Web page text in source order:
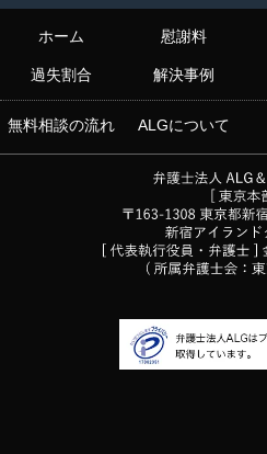
ホーム 慰謝料
過失割合 解決事例
無料相談の流れ ALGについて